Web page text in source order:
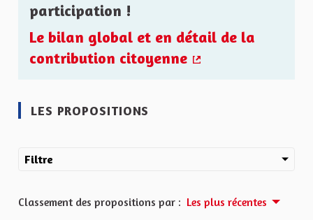
participation !
Le bilan global et en détail de la
contribution citoyenne
LES PROPOSITIONS
Filtre
Classement des propositions par : Les plus récentes